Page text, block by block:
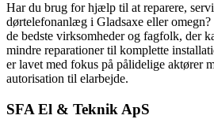
Har du brug for hjælp til at reparere,
dørtelefonanlæg i Gladsaxe eller
de bedste virksomheder og fagfolk, der
mindre reparationer til komplette
er lavet med fokus på pålidelige aktører
autorisation til elarbejde.
SFA El & Teknik ApS